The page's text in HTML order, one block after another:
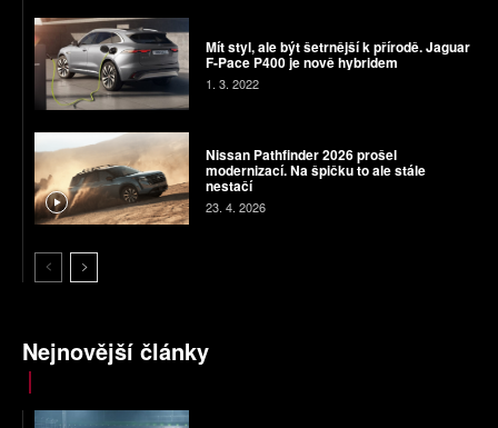
Mít styl, ale být šetrnější k přírodě. Jaguar
F-Pace P400 je nově hybridem
1. 3. 2022
Nissan Pathfinder 2026 prošel
modernizací. Na špičku to ale stále
nestačí
23. 4. 2026
Nejnovější články